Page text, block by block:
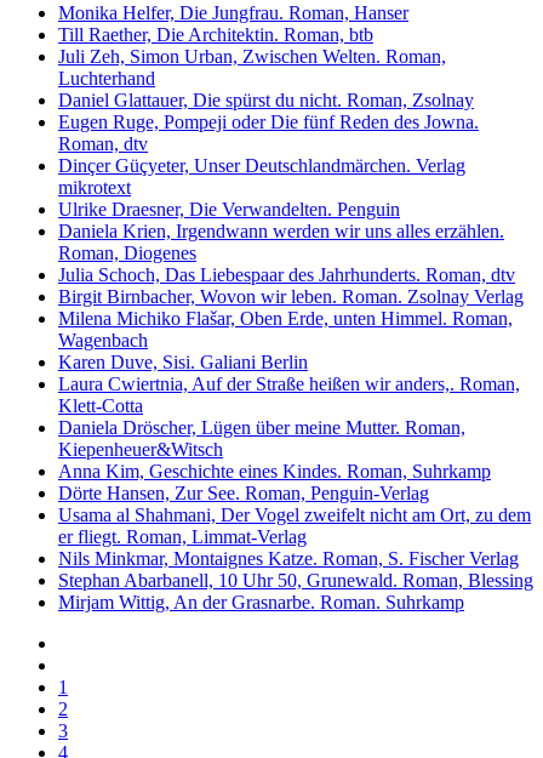
Monika Helfer, Die Jungfrau. Roman, Hanser
Till Raether, Die Architektin. Roman, btb
Juli Zeh, Simon Urban, Zwischen Welten. Roman,
Luchterhand
Daniel Glattauer, Die spürst du nicht. Roman, Zsolnay
Eugen Ruge, Pompeji oder Die fünf Reden des Jowna.
Roman, dtv
Dinçer Güçyeter, Unser Deutschlandmärchen. Verlag
mikrotext
Ulrike Draesner, Die Verwandelten. Penguin
Daniela Krien, Irgendwann werden wir uns alles erzählen.
Roman, Diogenes
Julia Schoch, Das Liebespaar des Jahrhunderts. Roman, dtv
Birgit Birnbacher, Wovon wir leben. Roman. Zsolnay Verlag
Milena Michiko Flašar, Oben Erde, unten Himmel. Roman,
Wagenbach
Karen Duve, Sisi. Galiani Berlin
Laura Cwiertnia, Auf der Straße heißen wir anders,. Roman,
Klett-Cotta
Daniela Dröscher, Lügen über meine Mutter. Roman,
Kiepenheuer&Witsch
Anna Kim, Geschichte eines Kindes. Roman, Suhrkamp
Dörte Hansen, Zur See. Roman, Penguin-Verlag
Usama al Shahmani, Der Vogel zweifelt nicht am Ort, zu dem
er fliegt. Roman, Limmat-Verlag
Nils Minkmar, Montaignes Katze. Roman, S. Fischer Verlag
Stephan Abarbanell, 10 Uhr 50, Grunewald. Roman, Blessing
Mirjam Wittig, An der Grasnarbe. Roman. Suhrkamp
1
2
3
4